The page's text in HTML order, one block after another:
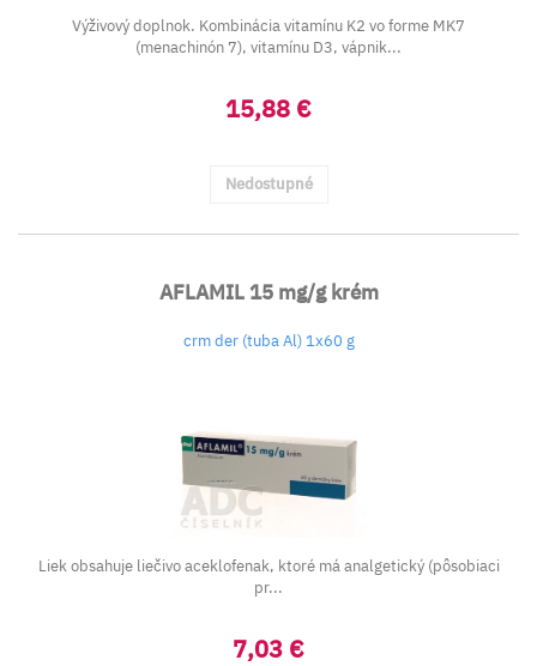
Výživový doplnok. Kombinácia vitamínu K2 vo forme MK7
(menachinón 7), vitamínu D3, vápnik...
15,88 €
Nedostupné
AFLAMIL 15 mg/g krém
crm der (tuba Al) 1x60 g
Liek obsahuje liečivo aceklofenak, ktoré má analgetický (pôsobiaci
pr...
7,03 €